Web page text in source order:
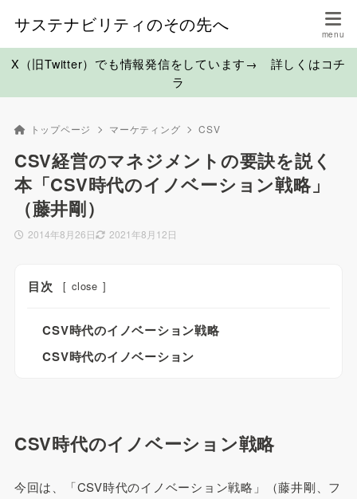
サステナビリティのその先へ
X（旧Twitter）でも情報発信をしています→ 詳しくはコチ
ラ
トップページ マーケティング CSV
CSV経営のマネジメントの要訣を説く
本「CSV時代のイノベーション戦略」
（藤井剛）
2014年8月26日 2021年8月12日
目次 [ close ]
CSV時代のイノベーション戦略
CSV時代のイノベーション
CSV時代のイノベーション戦略
今回は、「CSV時代のイノベーション戦略」（藤井剛、フ